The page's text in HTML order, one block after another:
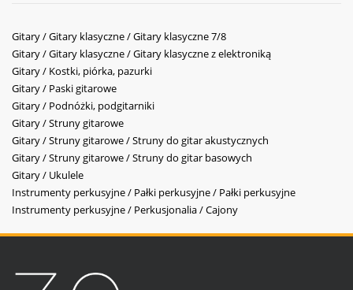
Gitary / Gitary klasyczne / Gitary klasyczne 7/8
Gitary / Gitary klasyczne / Gitary klasyczne z elektroniką
Gitary / Kostki, piórka, pazurki
Gitary / Paski gitarowe
Gitary / Podnóżki, podgitarniki
Gitary / Struny gitarowe
Gitary / Struny gitarowe / Struny do gitar akustycznych
Gitary / Struny gitarowe / Struny do gitar basowych
Gitary / Ukulele
Instrumenty perkusyjne / Pałki perkusyjne / Pałki perkusyjne
Instrumenty perkusyjne / Perkusjonalia / Cajony